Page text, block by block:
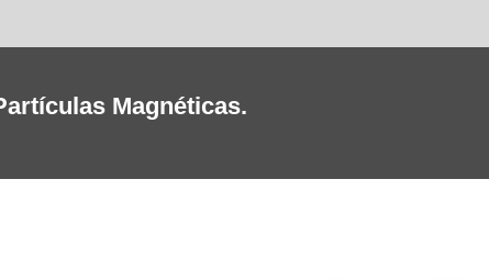
Magnéticas.